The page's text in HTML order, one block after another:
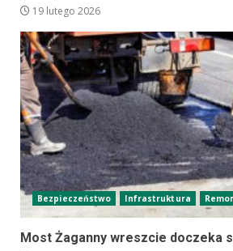
19 lutego 2026
Bezpieczeństwo Infrastruktura
Most Żaganny wreszcie doczeka